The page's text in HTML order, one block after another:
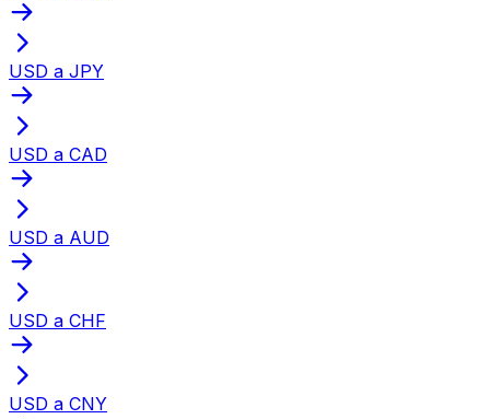
USD a JPY
USD a CAD
USD a AUD
USD a CHF
USD a CNY